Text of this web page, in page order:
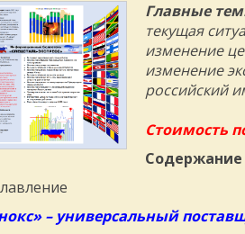
Главные
текущая
изменение
изменение
российский
Стоимость
Содержание
– универсальный